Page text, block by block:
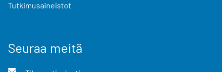
Tutkimusaineistot
Seuraa meitä